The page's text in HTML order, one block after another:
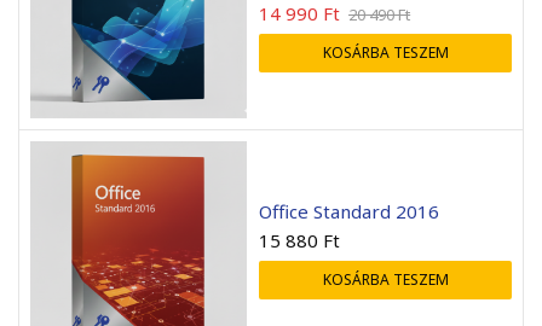
20 490Ft
14 990 Ft
KOSÁRBA TESZEM
Office Standard 2016
15 880 Ft
KOSÁRBA TESZEM